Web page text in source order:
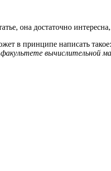
она достаточно
в принципе написать такое:
вычислительной